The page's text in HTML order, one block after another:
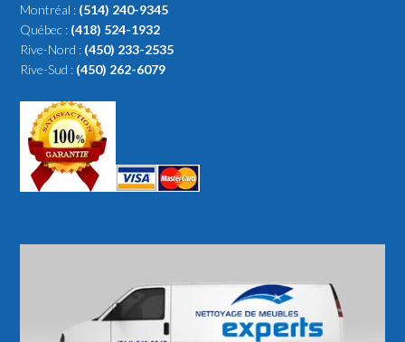
Montréal : (514) 240-9345
Québec : (418) 524-1932
Rive-Nord : (450) 233-2535
Rive-Sud : (450) 262-6079